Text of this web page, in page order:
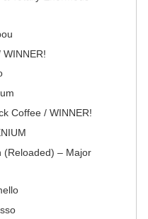
Coffee / WINNER!
(Reloaded) – Major